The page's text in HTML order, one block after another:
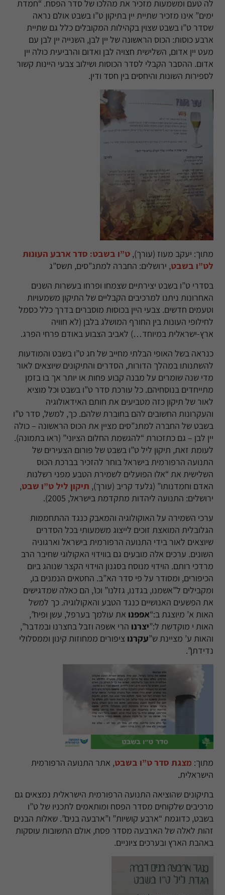
לה טעם ומשמעות מזכיר את מהלכו של סדר הפסח. “חמדת
ימים” אינו מזכיר שתיית יין בתיקון ט”ו בשבט אולם נראה
שסדר ט”ו בשבט שצוין בקהילות המקובלים כלל גם שתיית
ארבע כוסות: הכוס הראשונה של יין לבן, השנייה יין לבן עם
מעט יין אדום, השלישית חצויה לבן ואדום והרביעית כולה יין
אדום. ההסבר הקבלי לסדר הכוסות ושילוב צבעי היינות קשור
לספירות השונות והיחסים בין חסד ודין.
מתוך: יעקב מעוז (עורך), ט”ו בשבט: סדר ארבע העונות
לט”ו בשבט, ירושלים: החברה למתנ”סים, תשס”ג
בסדרי ט”ו בשבט יצירתיים שצמחו ופרחו בעשרות השנים
האחרונות ניתנו למרכיבים הקבליים של התיקון משמעויות
וטעמים חדשים. צבעי היין בכוסות מוסברים בדרך כלל כסמל
לחילופי העונות בין החורף המושלג בלבן (לא חוויה
ארץ-ישראלית במיוחד…) לאביב הצבוע באודם פרחי הפרג.
כנראה בשל האופי הבלתי מחייב של חג ט”ו בשבט והמודעות
להשתנותו במהלך הדורות, הסדרים והתיקונים שיוצאים לאור
מדי שנה שומרים על מבנה קבוע פחות או יותר אך בו בזמן
מתייחדים בנוסחיהם. כל עורכת סדר ט”ו בשבט וכל מוציא
לאור של תיקון כזה מטביעים את חותם האידאולוגיה
והעקרונות החשובים להם בחוברת שלהם. כך, למשל, סדר ט”ו
בשבט של החברה למתנ”סים מציין את הכוס הראשונה – כולה
יין לבן – גם כתזכורת “להגשמת החלום הציוני” (ראו בתמונה)
.
לעומת זאת, תיקון ליל ט”ו בשבט של פורום הצעירים של
התנועה הרפורמית בישראל בוחר להזכירבברכת הכוס
השלישית את “אלו הפועלים לשמירת הטבע מפני רשלנות
האדם וחמדנותו” (גלעד קריב (עורך), תיקון ליל ט”ו שבט,
ירושלים: התנועה ליהדות מתקדמת בישראל, 2005).
ערכי השמירה על האוקולוגיה והמאבק כנגד ההתחממות
הגלובלית המואצת זוכים לייצוג משמעותי בכל הסדרים
שיוצאים לאור בידי התנועה הרפורמית בישראל וארגוניה
השונים. ערכים אלה מובעים גם בווידוי האקולוגי שחיבר הרב
מרדכי רותם. הוידוי מנוסח בסגנון הוידוי הקצר שנוהג ביום
הכיפורים, ומסודר על פי סדר הא”ב. החטאים הנמנים בו,
ומקבילים ל”אשמנו, בגדנו, גזלנו” וכו’, הם כאלה שמדגישים
את הפשעים האנושיים כנגד הטבע והאקולוגיה. כך למשל
האות א’ מיוצגת ב:“אפפנו את עולמך בערפל, עשן ופיח”,
האות י מוקדשת ל:”יצרנו הרי אשפה וזבל בחצרנו ובמדבר”,
והאות ע’ מציינת ש”עקרנו ציפורים ממחוזות קינון וממסלולי
נדידתן”.
מתוך: מצגת סדר ט”ו בשבט, אתר התנועה הרפורמית
הישראלית.
בתיקונים שהוציאה התנועה הרפורמית הישראלית נמצאים גם
מרכיבים שלקוחים מסדר הפסח ומותאמים לתכניו של ט”ו
בשבט, כדוגמת “ארבע קושיות” ו”ארבעה בנים”. שאלות הבנים
זהות לאלה של הארבעה מסדר פסח, אולם התשובות עוסקות
באהבת הארץ ובערכים ציוניים.